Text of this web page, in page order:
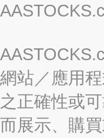
網站／應用
之正確性或
而展示、購